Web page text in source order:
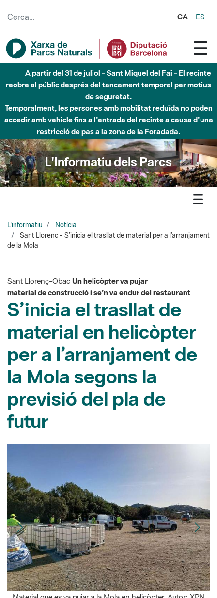
CA ES
6 d'agost - Parc Fluvial Besòs - Activació de la Fase
d'Alerta del Parc Fluvial del Besòs per pluges intenses.
Tancats els accessos al Parc.
L'Informatiu dels Parcs
L'informatiu
Notícia
Sant Llorenc - S’inicia el trasllat de material per a l’arranjament
Sant Llorenç-Obac
S’inicia el trasllat de
material en helicòpter
per a l’arranjament de
la Mola segons la
previsió del pla de
futur
Material que es va pujar a la Mola en helicòpter. Autor: XPN
11/03/2024
El dijous 29 de febrer, la Diputació de Barcelona va